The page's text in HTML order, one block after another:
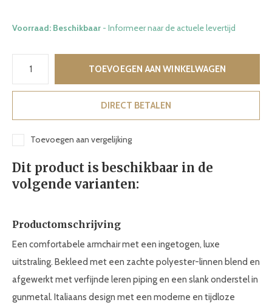
Voorraad: Beschikbaar - Informeer naar de actuele levertijd
TOEVOEGEN AAN WINKELWAGEN
DIRECT BETALEN
Toevoegen aan vergelijking
Dit product is beschikbaar in de
volgende varianten:
Productomschrijving
Een comfortabele armchair met een ingetogen, luxe
uitstraling. Bekleed met een zachte polyester-linnen blend en
afgewerkt met verfijnde leren piping en een slank onderstel in
gunmetal. Italiaans design met een moderne en tijdloze